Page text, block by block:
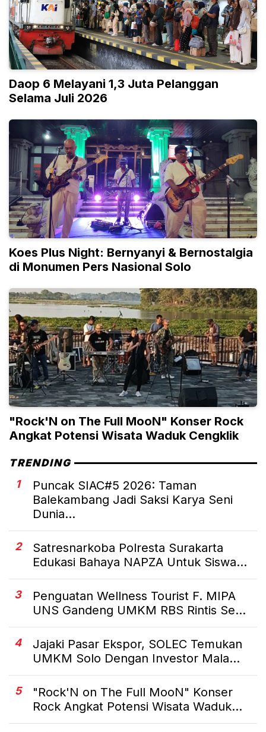
Daop 6 Melayani 1,3 Juta Pelanggan
Selama Juli 2026
Koes Plus Night: Bernyanyi & Bernostalgia
di Monumen Pers Nasional Solo
"Rock'N on The Full MooN" Konser Rock
Angkat Potensi Wisata Waduk Cengklik
TRENDING
1
Puncak SIAC#5 2026: Taman
Balekambang Jadi Saksi Karya Seni
Dunia...
2
Satresnarkoba Polresta Surakarta
Edukasi Bahaya NAPZA Untuk Siswa...
3
Penguatan Wellness Tourist F. MIPA
UNS Gandeng UMKM RBS Rintis Se...
4
Jajaki Pasar Ekspor, SOLEC Temukan
UMKM Solo Dengan Investor Mala...
5
"Rock'N on The Full MooN" Konser
Rock Angkat Potensi Wisata Waduk...